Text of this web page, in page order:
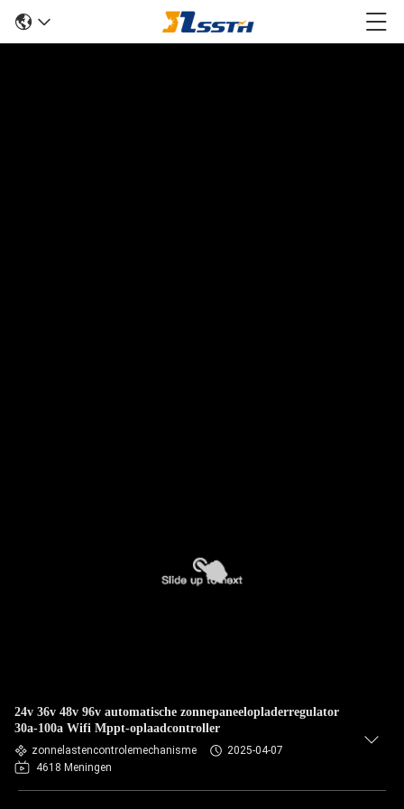
24v 36v 48v 96v automatische zonnepaneelopladerregulator
30a-100a Wifi Mppt-oplaadcontroller
zonnelastencontrolemechanisme
2025-04-07
4618 Meningen